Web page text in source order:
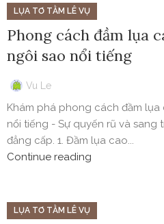
LỤA TƠ TẰM LÊ VỤ
Phong cách đầm lụa
ngôi sao nổi tiếng
Vu Le
Khám phá phong cách đầm
nổi tiếng - Sự quyến rũ và sang
đẳng cấp. 1. Đầm lụa cao...
Continue reading
LỤA TƠ TẰM LÊ VỤ